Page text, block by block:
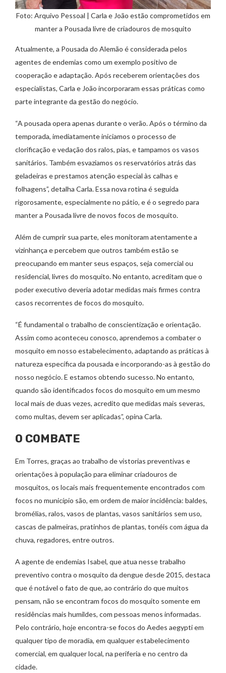
Foto: Arquivo Pessoal | Carla e João estão comprometidos em
manter a Pousada livre de criadouros de mosquito
Atualmente, a Pousada do Alemão é considerada pelos
agentes de endemias como um exemplo positivo de
cooperação e adaptação. Após receberem orientações dos
especialistas, Carla e João incorporaram essas práticas como
parte integrante da gestão do negócio.
“A pousada opera apenas durante o verão. Após o término da
temporada, imediatamente iniciamos o processo de
clorificação e vedação dos ralos, pias, e tampamos os vasos
sanitários. Também esvaziamos os reservatórios atrás das
geladeiras e prestamos atenção especial às calhas e
folhagens”, detalha Carla. Essa nova rotina é seguida
rigorosamente, especialmente no pátio, e é o segredo para
manter a Pousada livre de novos focos de mosquito.
Além de cumprir sua parte, eles monitoram atentamente a
vizinhança e percebem que outros também estão se
preocupando em manter seus espaços, seja comercial ou
residencial, livres do mosquito. No entanto, acreditam que o
poder executivo deveria adotar medidas mais firmes contra
casos recorrentes de focos do mosquito.
“É fundamental o trabalho de conscientização e orientação.
Assim como aconteceu conosco, aprendemos a combater o
mosquito em nosso estabelecimento, adaptando as práticas à
natureza específica da pousada e incorporando-as à gestão do
nosso negócio. E estamos obtendo sucesso. No entanto,
quando são identificados focos do mosquito em um mesmo
local mais de duas vezes, acredito que medidas mais severas,
como multas, devem ser aplicadas”, opina Carla.
O COMBATE
Em Torres, graças ao trabalho de vistorias preventivas e
orientações à população para eliminar criadouros de
mosquitos, os locais mais frequentemente encontrados com
focos no município são, em ordem de maior incidência: baldes,
bromélias, ralos, vasos de plantas, vasos sanitários sem uso,
cascas de palmeiras, pratinhos de plantas, tonéis com água da
chuva, regadores, entre outros.
A agente de endemias Isabel, que atua nesse trabalho
preventivo contra o mosquito da dengue desde 2015, destaca
que é notável o fato de que, ao contrário do que muitos
pensam, não se encontram focos do mosquito somente em
residências mais humildes, com pessoas menos informadas.
Pelo contrário, hoje encontra-se focos do Aedes aegypti em
qualquer tipo de moradia, em qualquer estabelecimento
comercial, em qualquer local, na periferia e no centro da
cidade.